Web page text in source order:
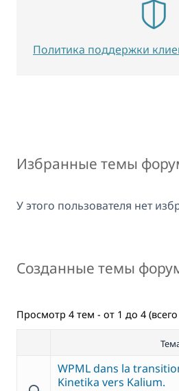
Избранные темы
У этого пользователя нет
Созданные темы
Просмотр 4 тем - от 1 до 4 (всего
WPML dans la
Kinetika vers Kalium.
Политика поддержки